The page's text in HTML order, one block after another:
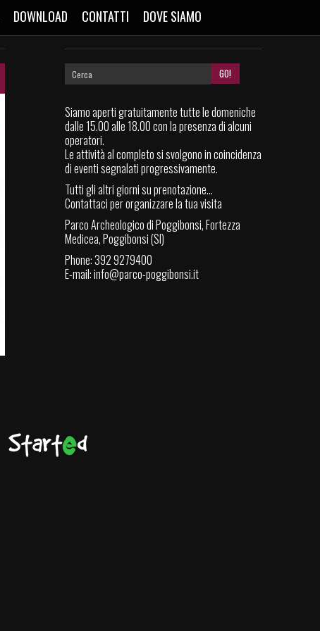
DOWNLOAD CONTATTI DOVE SIAMO
Siamo aperti gratuitamente tutte le domeniche
dalle 15.00 alle 18.00 con la presenza di alcuni
operatori.
Le attività al completo si svolgono in coincidenza
di eventi segnalati progressivamente.
Tutti gli altri giorni su prenotazione...
Contattaci per organizzare la tua visita
Parco Archeologico di Poggibonsi, Fortezza
Medicea, Poggibonsi (SI)
Phone: 392 9279400
E-mail:info@parco-poggibonsi.it